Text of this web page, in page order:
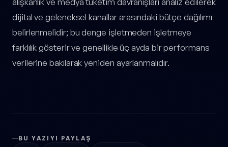
dijital ve geleneksel kanallar arasındaki bütçe dağılımı
belirlenmelidir; bu denge işletmeden işletmeye
farklılık gösterir ve genellikle üç ayda bir performans
verilerine bakılarak yeniden ayarlanmalıdır.
BU YAZIYI PAYLAŞ